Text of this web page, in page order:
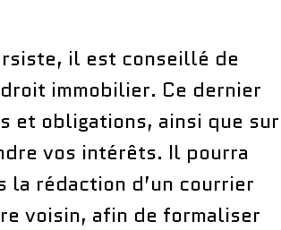
il est conseillé de
immobilier. Ce dernier
et obligations, ainsi que sur
vos intérêts. Il pourra
la rédaction d’un courrier
voisin, afin de formaliser